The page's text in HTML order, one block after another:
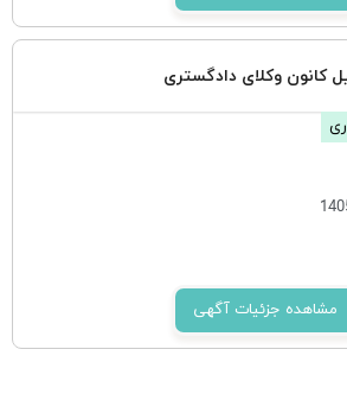
کانون وکلای دادگستری
مشاهده جزئیات آگهی